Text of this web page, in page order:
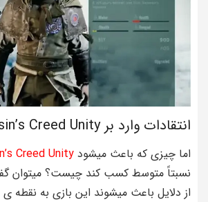
انتقادات وارد بر Assassin’s Creed Unity
اما چیزی که باعث میشودCreed Unity
نسبتاً متوسط کسب کند چیست؟ میتوان
از دلایل باعث میشوند این بازی به نقطه